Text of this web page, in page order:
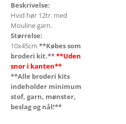
Beskrivelse:
Hvid hør 12tr. med
Mouline garn.
Størrelse:
10x45cm **Købes som
broderi kit.****Uden
snor i kanten**
**Alle broderi kits
indeholder minimum
stof, garn, mønster,
beslag og nål!**